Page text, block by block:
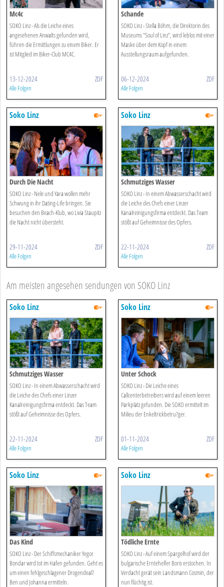
Mc4c
SOKO Linz - Als die Leiche eines
angesehenen Anwalts gefunden wird,
führen die Ermittlungen zu einem Biker. Er
ist Mitglied im Biker-Club MC4C.
13-12-2024 ZDF
Alle Folgen
Schande
SOKO Linz - Stella Böhm, die Direktorin des
Museums "Soul of Linz", wird leblos mit einer
Maske über dem Kopf in einem
Ausstellungsraum aufgefunden.
06-12-2024 ZDF
Alle Folgen
Soko Linz
Durch Die Nacht
SOKO Linz - Nele und Yara wollen mehr
Schwung in ihr Dating-Life bringen. Sie
besuchen den Beach-Klub, wo Livia Staupitz
die Nacht nicht übersteht.
29-11-2024 ZDF
Alle Folgen
Soko Linz
Schmutziges Wasser
SOKO Linz - In einem Abwasserschacht wird
die Leiche des Chefs einer Linzer
Kanalreinigungsfirma entdeckt. Das Team
stößt auf Geheimnisse des Opfers.
22-11-2024 ZDF
Alle Folgen
Am meisten angesehen sendungen von SOKO Linz
Soko Linz
Schmutziges Wasser
SOKO Linz - In einem Abwasserschacht wird
die Leiche des Chefs einer Linzer
Kanalreinigungsfirma entdeckt. Das Team
stößt auf Geheimnisse des Opfers.
22-11-2024 ZDF
Alle Folgen
Soko Linz
Unter Schock
SOKO Linz - Die Leiche eines
Callcenterbetreibers wird auf einem leeren
Parkplatz gefunden. Die SOKO ermittelt im
Milieu der Enkeltrickbetru?ger.
01-11-2024 ZDF
Alle Folgen
Soko Linz
Das Kind
SOKO Linz - Der Schiffsmechaniker Yegor
Bondar wird tot im Hafen gefunden. Geht es
um einen fehlgeschlagener Drogendeal?
Ben und Johanna ermitteln.
Soko Linz
Tödliche Ernte
SOKO Linz - Auf einem Spargelhof wird der
bulgarische Erntehelfer Boris erstochen. In
Verdacht gerät sein Landsmann Cosmin, der
nun flüchtig ist.